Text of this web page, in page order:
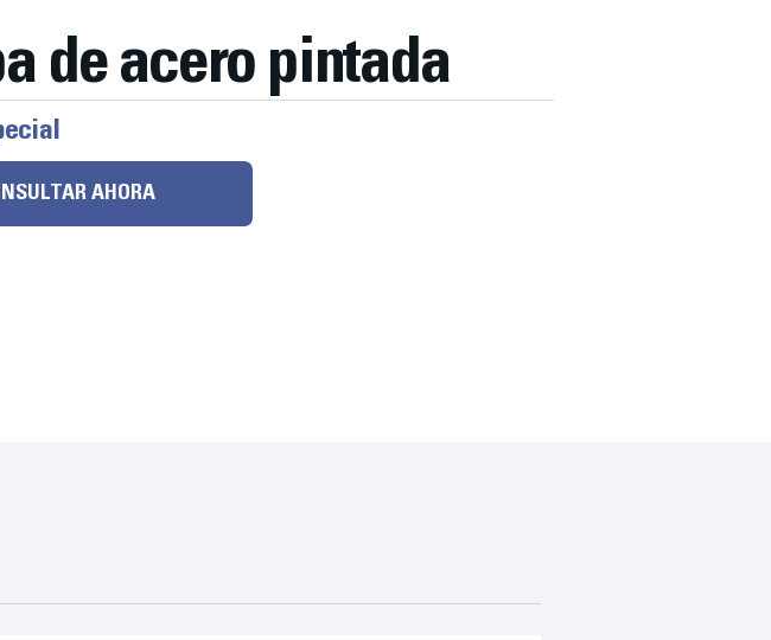
de acero pintada
AHORA